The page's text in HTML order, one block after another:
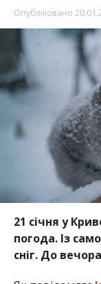
Опубліковано
21 січня у
погода. Із
сніг. До